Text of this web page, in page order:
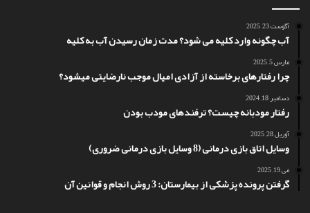
آگوست 23, 2025
آب چگونه وارد کلیه می شود؟ مدت زمان رسیدن آب به کلیه
مارس 5, 2025
چرا رفتارهای برخاسته از آزادی امیال موجب نارضایتی میشود؟
دسامبر 18, 2024
رفتار مودبانه چیست؟ ترفندهای مودب بودن
آوریل 28, 2025
وسایل اتاق بازی درمانی (8 وسایل بازی درمانی ضروری)
می 19, 2025
گرفتن پرونده پزشکی از بیمارستان: 3 روش انجام و قوانین آن